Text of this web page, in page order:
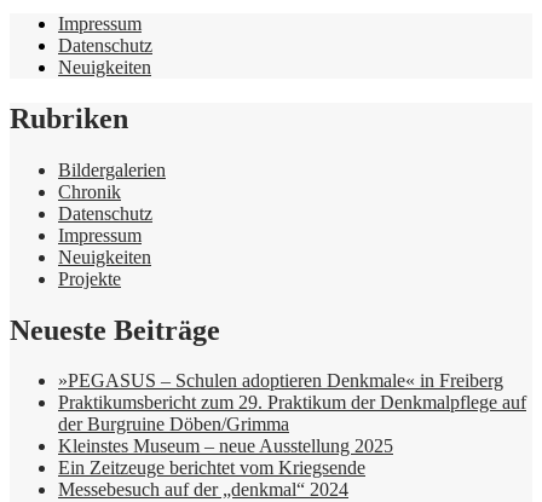
Impressum
Datenschutz
Neuigkeiten
Rubriken
Bildergalerien
Chronik
Datenschutz
Impressum
Neuigkeiten
Projekte
Neueste Beiträge
»PEGASUS – Schulen adoptieren Denkmale« in Freiberg
Praktikumsbericht zum 29. Praktikum der Denkmalpflege auf
der Burgruine Döben/Grimma
Kleinstes Museum – neue Ausstellung 2025
Ein Zeitzeuge berichtet vom Kriegsende
Messebesuch auf der „denkmal“ 2024